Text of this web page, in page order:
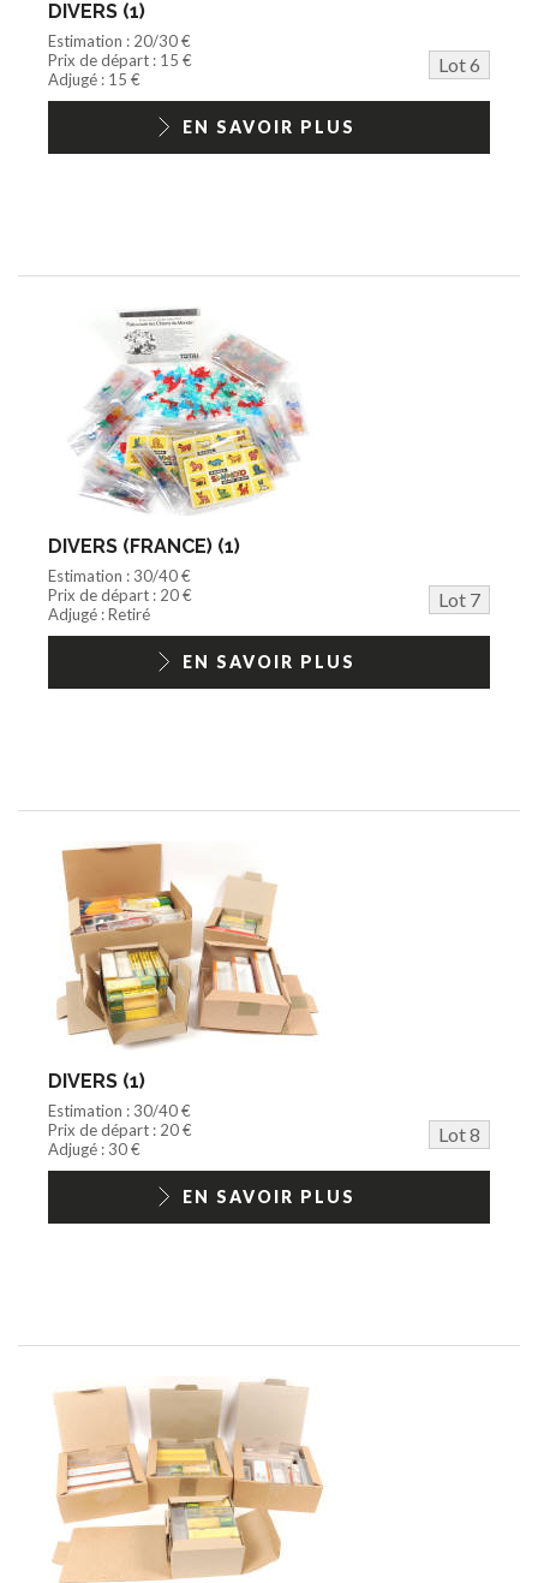
DIVERS (1)
Estimation : 20/30 €
Prix de départ : 15 €
Lot 6
Adjugé : 15 €
EN SAVOIR PLUS
DIVERS (FRANCE) (1)
Estimation : 30/40 €
Prix de départ : 20 €
Lot 7
Adjugé : Retiré
EN SAVOIR PLUS
DIVERS (1)
Estimation : 30/40 €
Prix de départ : 20 €
Lot 8
Adjugé : 30 €
EN SAVOIR PLUS